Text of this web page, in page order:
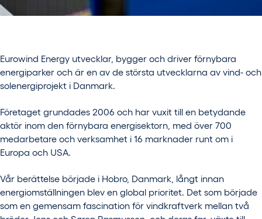
Eurowind Energy utvecklar, bygger och driver förnybara
energiparker och är en av de största utvecklarna av vind- och
solenergiprojekt i Danmark.
Företaget grundades 2006 och har vuxit till en betydande
aktör inom den förnybara energisektorn, med över 700
medarbetare och verksamhet i 16 marknader runt om i
Europa och USA.
Vår berättelse började i Hobro, Danmark, långt innan
energiomställningen blev en global prioritet. Det som började
som en gemensam fascination för vindkraftverk mellan två